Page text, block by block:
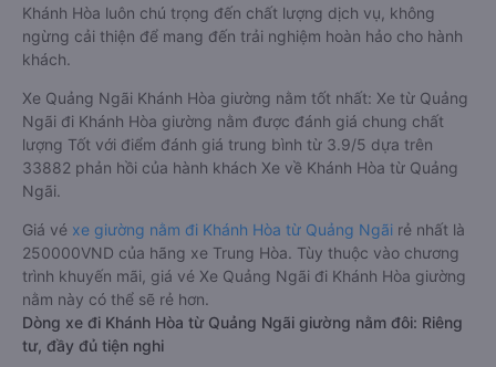
Khánh Hòa luôn chú trọng đến chất lượng dịch vụ, không
ngừng cải thiện để mang đến trải nghiệm hoàn hảo cho hành
khách.
Xe Quảng Ngãi Khánh Hòa giường nằm tốt nhất: Xe từ Quảng
Ngãi đi Khánh Hòa giường nằm được đánh giá chung chất
lượng Tốt với điểm đánh giá trung bình từ 3.9/5 dựa trên
33882 phản hồi của hành khách Xe về Khánh Hòa từ Quảng
Ngãi.
Giá vé xe giường nằm đi Khánh Hòa từ Quảng Ngãi rẻ nhất là
250000VND của hãng xe Trung Hòa. Tùy thuộc vào chương
trình khuyến mãi, giá vé Xe Quảng Ngãi đi Khánh Hòa giường
nằm này có thể sẽ rẻ hơn.
Dòng xe đi Khánh Hòa từ Quảng Ngãi giường nằm đôi: Riêng
tư, đầy đủ tiện nghi